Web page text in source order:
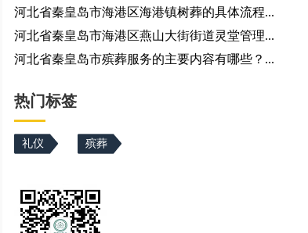
河北省秦皇岛市海港区海港镇树葬的具体流程...
河北省秦皇岛市海港区燕山大街街道灵堂管理...
河北省秦皇岛市殡葬服务的主要内容有哪些？...
热门标签
礼仪 殡葬